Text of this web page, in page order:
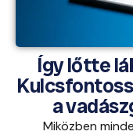
Így lőtte
a
Miközben